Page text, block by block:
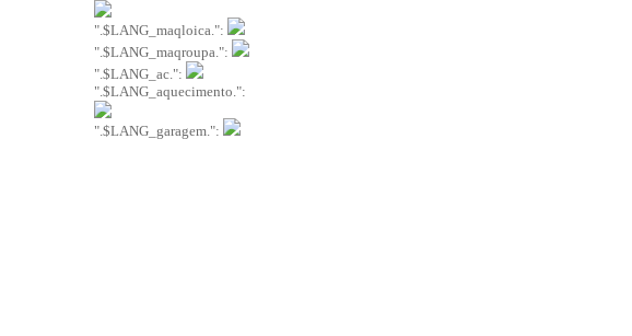
".$LANG_maqloica.":
".$LANG_maqroupa.":
".$LANG_ac.":
".$LANG_aquecimento.":
".$LANG_garagem.":